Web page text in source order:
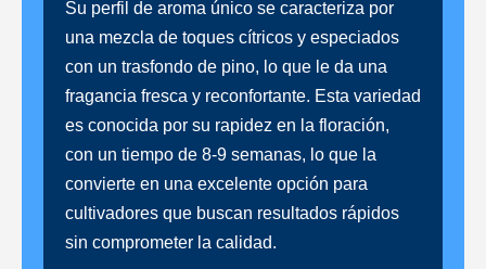
Su perfil de aroma único se caracteriza por
una mezcla de toques cítricos y especiados
con un trasfondo de pino, lo que le da una
fragancia fresca y reconfortante. Esta variedad
es conocida por su rapidez en la floración,
con un tiempo de 8-9 semanas, lo que la
convierte en una excelente opción para
cultivadores que buscan resultados rápidos
sin comprometer la calidad.